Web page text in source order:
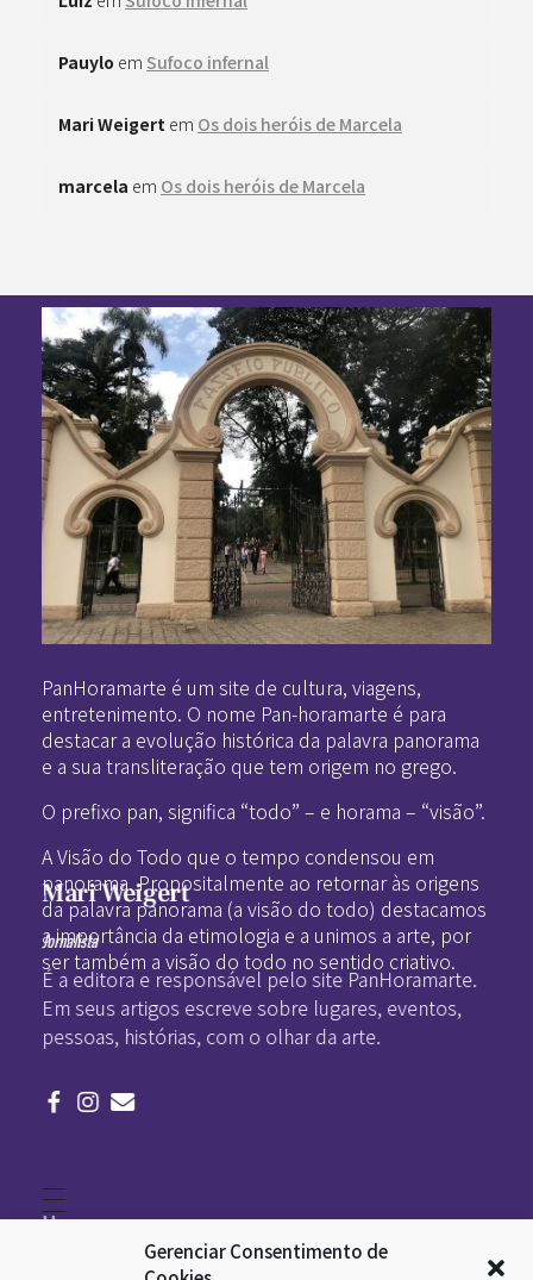
Gerenciar Consentimento de
Pauylo em Sufoco infernal
Mari Weigert em Os dois heróis de Marcela
marcela em Os dois heróis de Marcela
PanHoramarte é um site de cultura, viagens,
entretenimento. O nome Pan-horamarte é para
destacar a evolução histórica da palavra panorama
e a sua transliteração que tem origem no grego.
O prefixo pan, significa “todo” – e horama – “visão”.
A Visão do Todo que o tempo condensou em
panorama. Propositalmente ao retornar às origens
da palavra panorama (a visão do todo) destacamos
a importância da etimologia e a unimos a arte, por
ser também a visão do todo no sentido criativo.
Mari Weigert
Jornalista
É a editora e responsável pelo site PanHoramarte.
Em seus artigos escreve sobre lugares, eventos,
pessoas, histórias, com o olhar da arte.
Home